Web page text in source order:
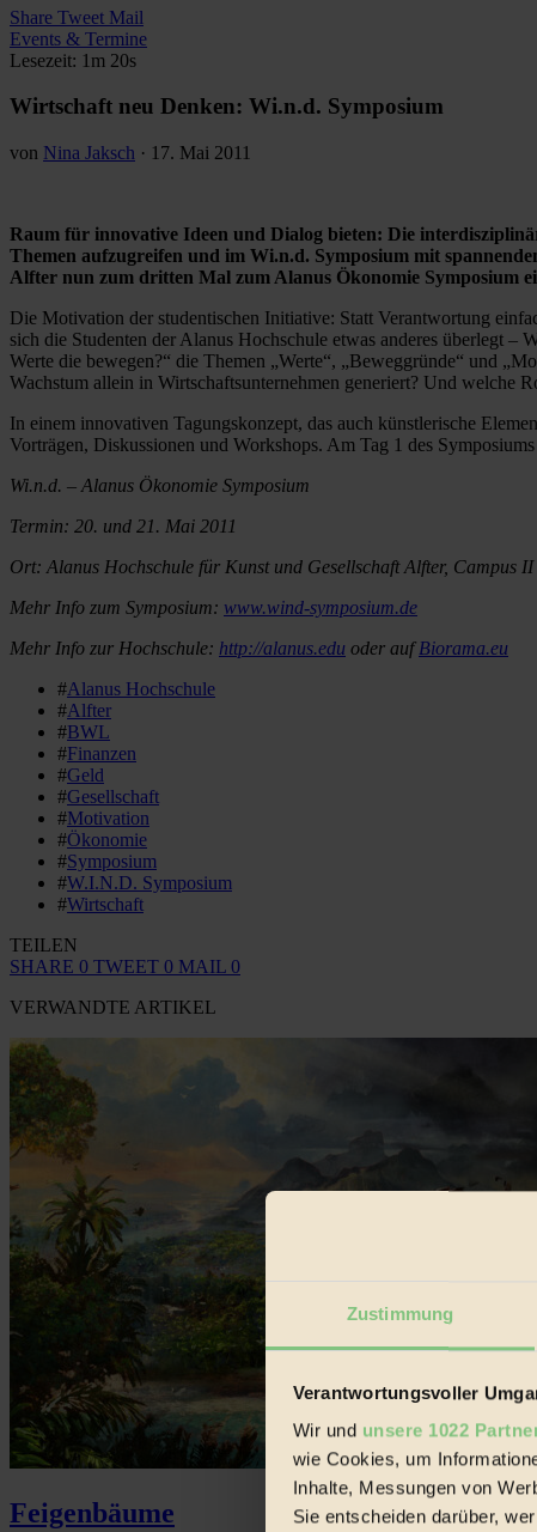
Zustimmung
Verantwortungsvoller
Wir und unsere 1022
wie Cookies, um
Inhalte, Messungen von
Sie entscheiden darüber,
Share Tweet Mail
Events & Termine
Lesezeit: 1m 20s
Wirtschaft neu Denken: Wi.n.d. Symposium
von Nina Jaksch · 17. Mai 2011
Raum für innovative Ideen und Dialog bieten: Die
Themen aufzugreifen und im Wi.n.d. Symposium mit
Alfter nun zum dritten Mal zum Alanus Ökonomie Symposium
Die Motivation der studentischen Initiative: Statt Verantwortung
sich die Studenten der Alanus Hochschule etwas anderes überlegt
Werte die bewegen?“ die Themen „Werte“, „Beweggründe“ und
Wachstum allein in Wirtschaftsunternehmen generiert? Und welche
In einem innovativen Tagungskonzept, das auch künstlerische
Vorträgen, Diskussionen und Workshops. Am Tag 1 des
Wi.n.d. – Alanus Ökonomie Symposium
Termin: 20. und 21. Mai 2011
Ort: Alanus Hochschule für Kunst und Gesellschaft Alfter, Campus II
Mehr Info zum Symposium: www.wind-symposium.de
Mehr Info zur Hochschule: http://alanus.edu oder aufBiorama.eu
#Alanus Hochschule
#Alfter
#BWL
#Finanzen
#Geld
#Gesellschaft
#Motivation
#Ökonomie
#Symposium
#W.I.N.D. Symposium
#Wirtschaft
TEILEN
SHARE 0 TWEET 0 MAIL 0
VERWANDTE ARTIKEL
Feigenbäume